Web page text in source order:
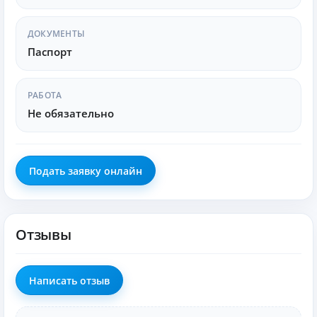
приложение.
предотвращает мошенничество.
Дополнительные сервисы для
Помимо дебетовой карты, Альфа-Банк предлагает:
Специальные кредитные продукты.
Инвестиционные решения
Страхование бизнеса
Итог: выгодное решение для
ДОКУМЕНТЫ
Паспорт
РАБОТА
Не обязательно
Подать заявку онлайн
Отзывы
Написать отзыв